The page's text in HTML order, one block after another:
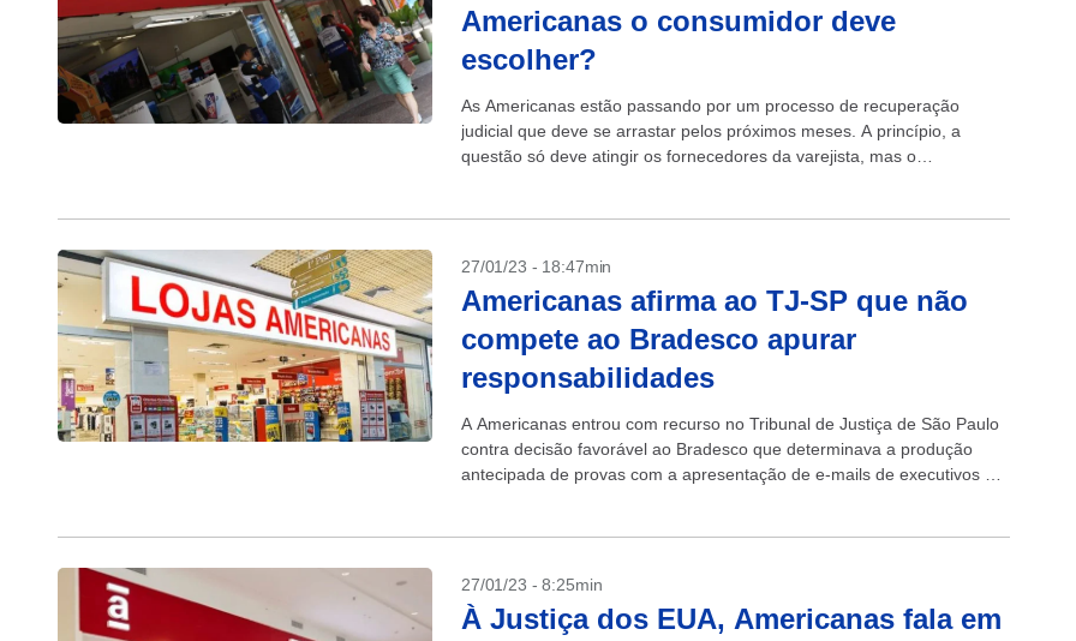
Americanas o consumidor deve
escolher?
As Americanas estão passando por um processo de recuperação
judicial que deve se arrastar pelos próximos meses. A princípio, a
questão só deve atingir os fornecedores da varejista, mas o
27/01/23 - 18:47min
Americanas afirma ao TJ-SP que não
compete ao Bradesco apurar
responsabilidades
A Americanas entrou com recurso no Tribunal de Justiça de São Paulo
contra decisão favorável ao Bradesco que determinava a produção
antecipada de provas com a apresentação de e-mails de executivos e
27/01/23 - 8:25min
À Justiça dos EUA, Americanas fala em